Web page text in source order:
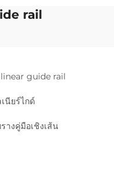
rail
guide rail
นียร์ไกด์
างคู่มือเชิงเส้น